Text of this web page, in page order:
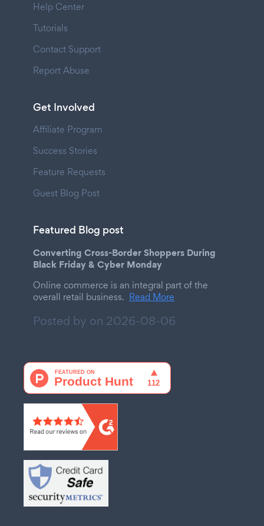
Help Center
Tutorials
Contact Support
Report Abuse
Get Involved
Affiliate Program
Success Stories
Feature Requests
Guest Blog Post
Featured Blog post
Converting Cross-Border Shoppers During
Black Friday & Cyber Monday
Online commerce is an integral part of the
overall retail business. Read More
Posted by on 2026-08-06